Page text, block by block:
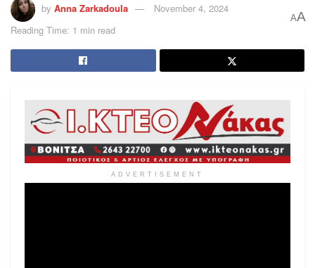
by Anna Zarkadoula
November 4, 2024
Reading Time: 1 min read
AA
ADVERTISEMENT